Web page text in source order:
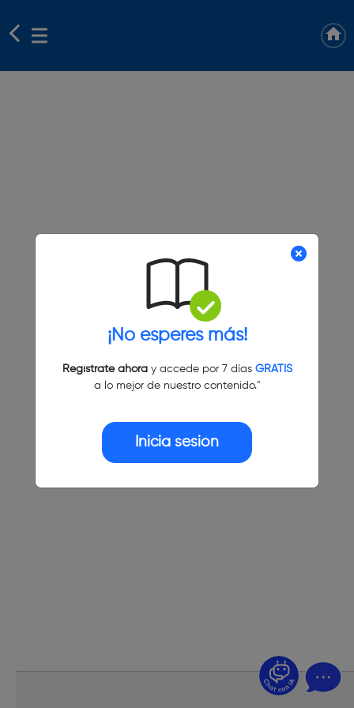
¡No esperes más!
Regístrate ahoray accede por 7 días GRATIS
a lo mejor de nuestro contenido."
Inicia sesión